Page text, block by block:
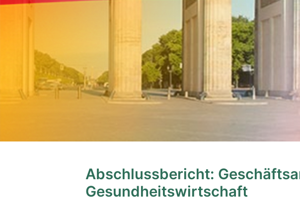
Abschlussbericht:
Gesundheitswirtschaft